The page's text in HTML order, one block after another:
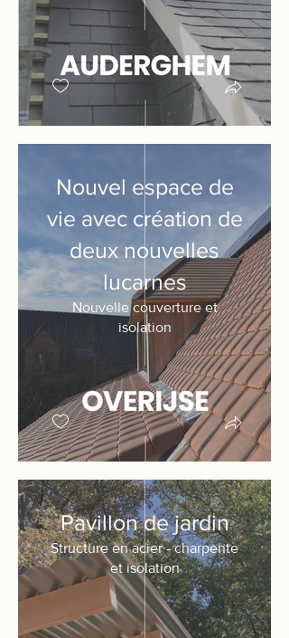
Nouvel espace de
vie avec création de
deux nouvelles
lucarnes
Nouvelle couverture et
isolation
Pavillon de jardin
Structure en acier - charpente
et isolation